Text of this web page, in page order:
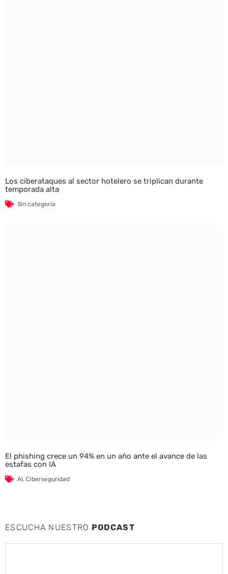
Los ciberataques al sector hotelero se triplican durante
temporada alta
Sin categoría
El phishing crece un 94% en un año ante el avance de las
estafas con IA
AI, Ciberseguridad
ESCUCHA NUESTRO PODCAST